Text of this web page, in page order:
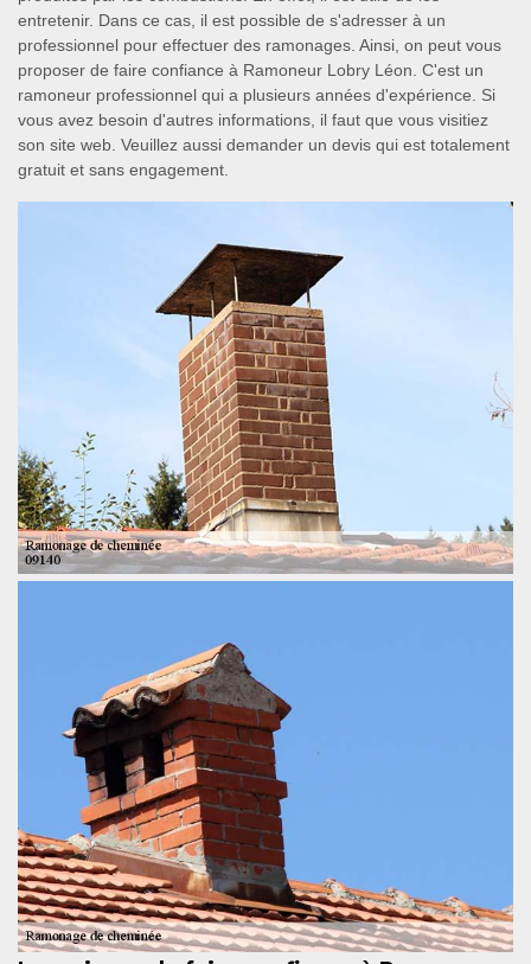
entretenir. Dans ce cas, il est possible de s'adresser à un
professionnel pour effectuer des ramonages. Ainsi, on peut vous
proposer de faire confiance à Ramoneur Lobry Léon. C'est un
ramoneur professionnel qui a plusieurs années d'expérience. Si
vous avez besoin d'autres informations, il faut que vous visitiez
son site web. Veuillez aussi demander un devis qui est totalement
gratuit et sans engagement.